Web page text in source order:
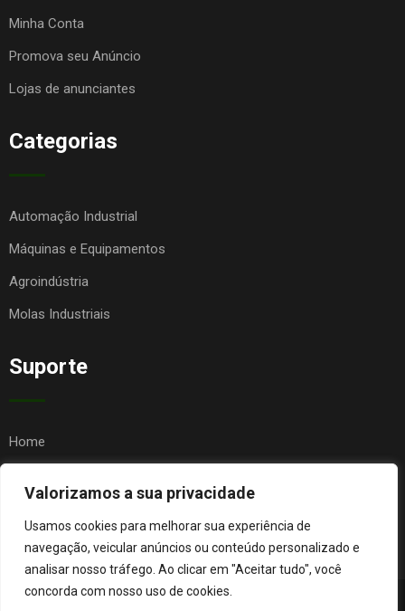
Valorizamos a sua privacidade
Usamos cookies para melhorar sua experiência de
navegação, veicular anúncios ou conteúdo personalizado e
analisar nosso tráfego. Ao clicar em "Aceitar tudo", você
concorda com nosso uso de cookies.
Minha Conta
Promova seu Anúncio
Lojas de anunciantes
Categorias
Automação Industrial
Máquinas e Equipamentos
Agroindústria
Molas Industriais
Suporte
Home